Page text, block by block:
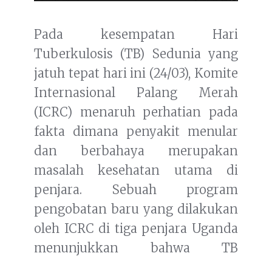
Pada kesempatan Hari
Tuberkulosis (TB) Sedunia yang
jatuh tepat hari ini (24/03), Komite
Internasional Palang Merah
(ICRC) menaruh perhatian pada
fakta dimana penyakit menular
dan berbahaya merupakan
masalah kesehatan utama di
penjara. Sebuah program
pengobatan baru yang dilakukan
oleh ICRC di tiga penjara Uganda
menunjukkan bahwa TB